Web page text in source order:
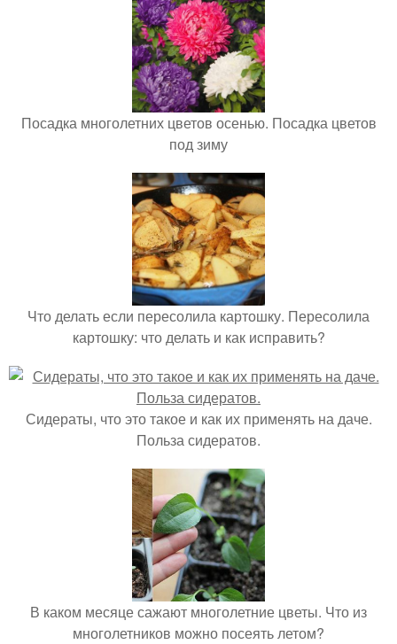
Посадка многолетних цветов осенью. Посадка цветов
под зиму
Что делать если пересолила картошку. Пересолила
картошку: что делать и как исправить?
Сидераты, что это такое и как их применять на даче.
Польза сидератов.
В каком месяце сажают многолетние цветы. Что из
многолетников можно посеять летом?